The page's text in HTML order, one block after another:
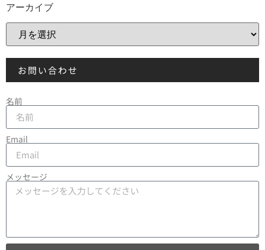
アーカイブ
お問い合わせ
名前
Email
メッセージ